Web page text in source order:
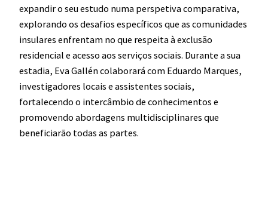
expandir o seu estudo numa perspetiva comparativa,
explorando os desafios específicos que as comunidades
insulares enfrentam no que respeita à exclusão
residencial e acesso aos serviços sociais. Durante a sua
estadia, Eva Gallén colaborará com Eduardo Marques,
investigadores locais e assistentes sociais,
fortalecendo o intercâmbio de conhecimentos e
promovendo abordagens multidisciplinares que
beneficiarão todas as partes.